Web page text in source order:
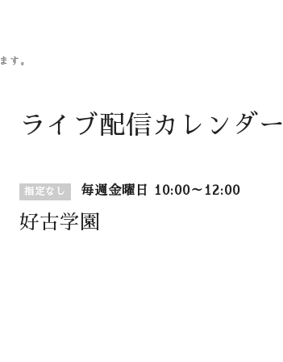
す。
ライブ配信カレンダー
指定なし 毎週金曜日 10:00～12:00
好古学園